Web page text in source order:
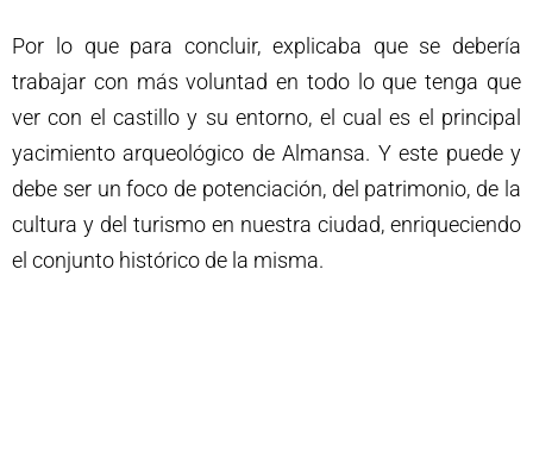
Por lo que para concluir, explicaba que se debería
trabajar con más voluntad en todo lo que tenga que
ver con el castillo y su entorno, el cual es el principal
yacimiento arqueológico de Almansa. Y este puede y
debe ser un foco de potenciación, del patrimonio, de la
cultura y del turismo en nuestra ciudad, enriqueciendo
el conjunto histórico de la misma.